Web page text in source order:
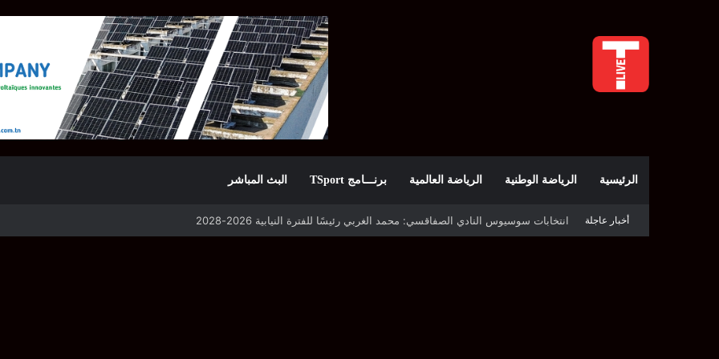
الرئيسية الرياضة الوطنية الرياضة العالمية برنـــامج TSport البث المباشر
أخبار عاجلة
قرعة دوري أبطال إفريقيا: النادي الإفريقي في حال التأهل يواجه مازمبي أو ميدياما